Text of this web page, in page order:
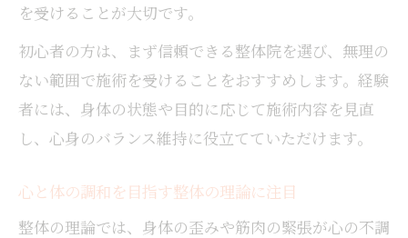
を受けることが大切です。
初心者の方は、まず信頼できる整体院を選び、無理の
ない範囲で施術を受けることをおすすめします。経験
者には、身体の状態や目的に応じて施術内容を見直
し、心身のバランス維持に役立てていただけます。
心と体の調和を目指す整体の理論に注目
整体の理論では、身体の歪みや筋肉の緊張が心の不調